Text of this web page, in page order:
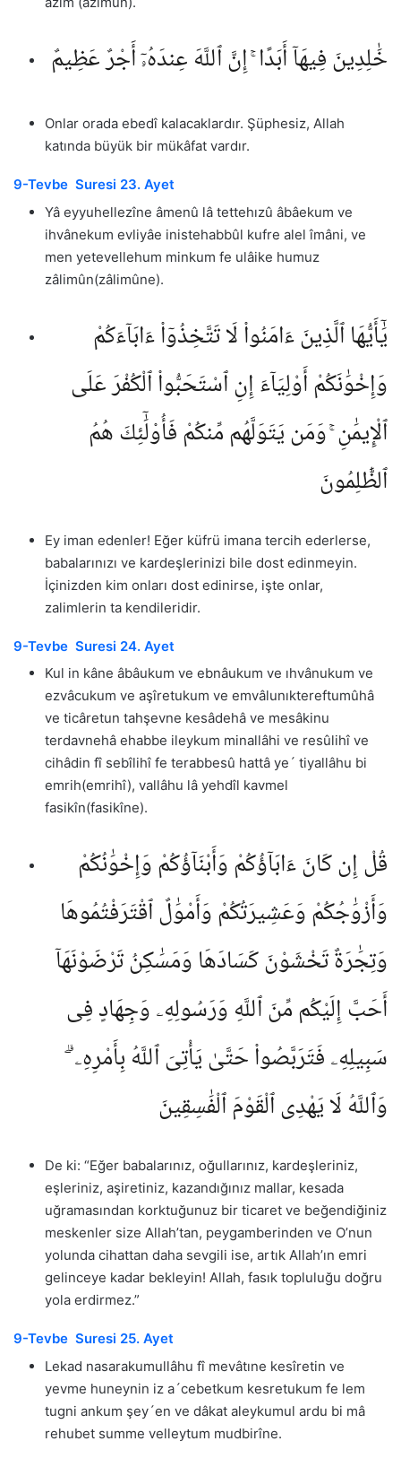
خَٰلِدِينَ فِيهَآ أَبَدًا ۚ إِنَّ ٱللَّهَ عِندَهُۥٓ أَجْرٌ عَظِيمٌ
Onlar orada ebedî kalacaklardır. Şüphesiz, Allah
katında büyük bir mükâfat vardır.
9-Tevbe Suresi 23. Ayet
Yâ eyyuhellezîne âmenû lâ tettehızû âbâekum ve
ihvânekum evliyâe inistehabbûl kufre alel îmâni, ve
men yetevellehum minkum fe ulâike humuz
zâlimûn(zâlimûne).
يَٰٓأَيُّهَا ٱلَّذِينَ ءَامَنُوا۟ لَا تَتَّخِذُوٓا۟ ءَابَآءَكُمْ
وَإِخْوَٰنَكُمْ أَوْلِيَآءَ إِنِ ٱسْتَحَبُّوا۟ ٱلْكُفْرَ عَلَى
ٱلْإِيمَٰنِ ۚ وَمَن يَتَوَلَّهُم مِّنكُمْ فَأُو۟لَٰٓئِكَ هُمُ
ٱلظَّٰلِمُونَ
Ey iman edenler! Eğer küfrü imana tercih ederlerse,
babalarınızı ve kardeşlerinizi bile dost edinmeyin.
İçinizden kim onları dost edinirse, işte onlar,
zalimlerin ta kendileridir.
9-Tevbe Suresi 24. Ayet
Kul in kâne âbâukum ve ebnâukum ve ıhvânukum ve
ezvâcukum ve aşîretukum ve emvâlunıktereftumûhâ
ve ticâretun tahşevne kesâdehâ ve mesâkinu
terdavnehâ ehabbe ileykum minallâhi ve resûlihî ve
cihâdin fî sebîlihî fe terabbesû hattâ ye´ tiyallâhu bi
emrih(emrihî), vallâhu lâ yehdîl kavmel
fasikîn(fasikîne).
قُلْ إِن كَانَ ءَابَآؤُكُمْ وَأَبْنَآؤُكُمْ وَإِخْوَٰنُكُمْ
وَأَزْوَٰجُكُمْ وَعَشِيرَتُكُمْ وَأَمْوَٰلٌ ٱقْتَرَفْتُمُوهَا
وَتِجَٰرَةٌ تَخْشَوْنَ كَسَادَهَا وَمَسَٰكِنُ تَرْضَوْنَهَآ
أَحَبَّ إِلَيْكُم مِّنَ ٱللَّهِ وَرَسُولِهِۦ وَجِهَادٍ فِى
سَبِيلِهِۦ فَتَرَبَّصُوا۟ حَتَّىٰ يَأْتِىَ ٱللَّهُ بِأَمْرِهِۦ ۗ
وَٱللَّهُ لَا يَهْدِى ٱلْقَوْمَ ٱلْفَٰسِقِينَ
De ki: “Eğer babalarınız, oğullarınız, kardeşleriniz,
eşleriniz, aşiretiniz, kazandığınız mallar, kesada
uğramasından korktuğunuz bir ticaret ve beğendiğiniz
meskenler size Allah’tan, peygamberinden ve O’nun
yolunda cihattan daha sevgili ise, artık Allah’ın emri
gelinceye kadar bekleyin! Allah, fasık topluluğu doğru
yola erdirmez.”
9-Tevbe Suresi 25. Ayet
Lekad nasarakumullâhu fî mevâtıne kesîretin ve
yevme huneynin iz a´cebetkum kesretukum fe lem
tugni ankum şey´en ve dâkat aleykumul ardu bi mâ
rehubet summe velleytum mudbirîne.